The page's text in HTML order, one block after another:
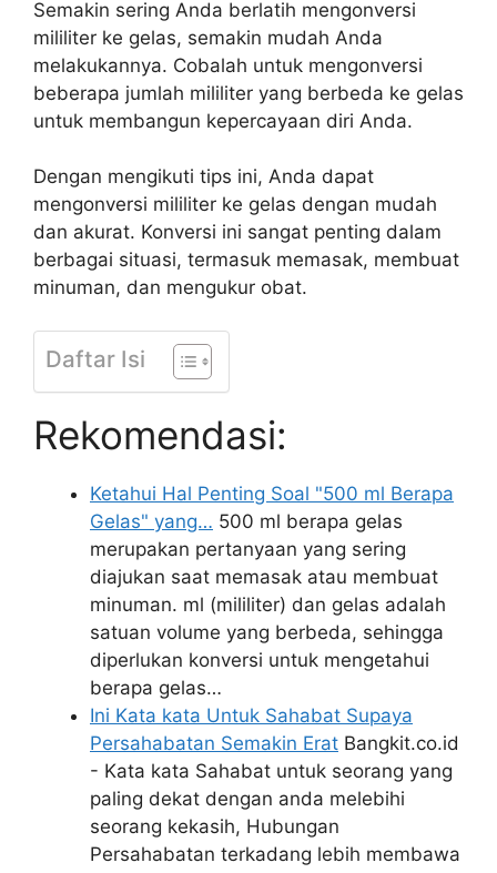
Semakin sering Anda berlatih mengonversi
mililiter ke gelas, semakin mudah Anda
melakukannya. Cobalah untuk mengonversi
beberapa jumlah mililiter yang berbeda ke gelas
untuk membangun kepercayaan diri Anda.
Dengan mengikuti tips ini, Anda dapat
mengonversi mililiter ke gelas dengan mudah
dan akurat. Konversi ini sangat penting dalam
berbagai situasi, termasuk memasak, membuat
minuman, dan mengukur obat.
Daftar Isi
Rekomendasi:
Ketahui Hal Penting Soal "500 ml Berapa
Gelas" yang… 500 ml berapa gelas
merupakan pertanyaan yang sering
diajukan saat memasak atau membuat
minuman. ml (mililiter) dan gelas adalah
satuan volume yang berbeda, sehingga
diperlukan konversi untuk mengetahui
berapa gelas…
Ini Kata kata Untuk Sahabat Supaya
Persahabatan Semakin Erat Bangkit.co.id
- Kata kata Sahabat untuk seorang yang
paling dekat dengan anda melebihi
seorang kekasih, Hubungan
Persahabatan terkadang lebih membawa